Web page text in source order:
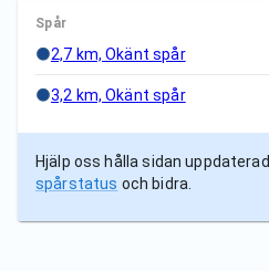
Spår
2,7 km, Okänt spår
3,2 km, Okänt spår
Hjälp oss hålla sidan uppdaterad.
spårstatus och bidra.